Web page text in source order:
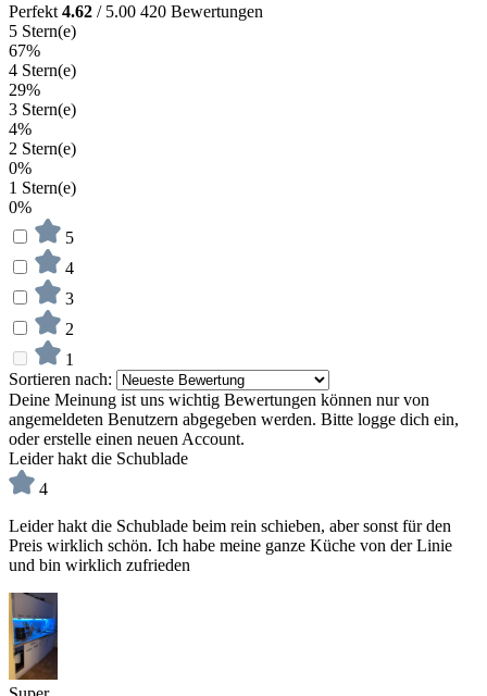
Perfekt 4.62 / 5.00 420 Bewertungen
5 Stern(e)
67%
4 Stern(e)
29%
3 Stern(e)
4%
2 Stern(e)
0%
1 Stern(e)
0%
5
4
3
2
1
Sortieren nach:
Deine Meinung ist uns wichtig Bewertungen können nur von
angemeldeten Benutzern abgegeben werden. Bitte logge dich ein,
oder erstelle einen neuen Account.
Leider hakt die Schublade
4
Leider hakt die Schublade beim rein schieben, aber sonst für den
Preis wirklich schön. Ich habe meine ganze Küche von der Linie
und bin wirklich zufrieden